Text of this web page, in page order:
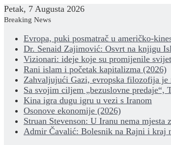
Petak, 7 Augusta 2026
Breaking News
Evropa, puki posmatrač u američko-
Dr. Senaid Zajimović: Osvrt na knjigu
Vizionari: ideje koje su promijenile
Rani islam i početak kapitalizma (2026)
Zahvaljujući Gazi, evropska filozofija
Sa svojim ciljem „bezuslovne predaje“,
Kina igra dugu igru u vezi s Iranom
Osonove ekonomije (2026)
Struan Stevenson: U Iranu nema mjesta
Admir Čavalić: Bolesnik na Rajni i kraj